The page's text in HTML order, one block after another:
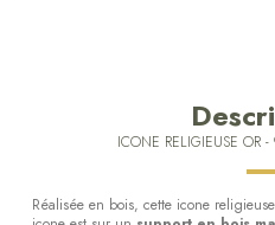
ICONE RELIGIEUSE OR
Réalisée en bois, cette icone